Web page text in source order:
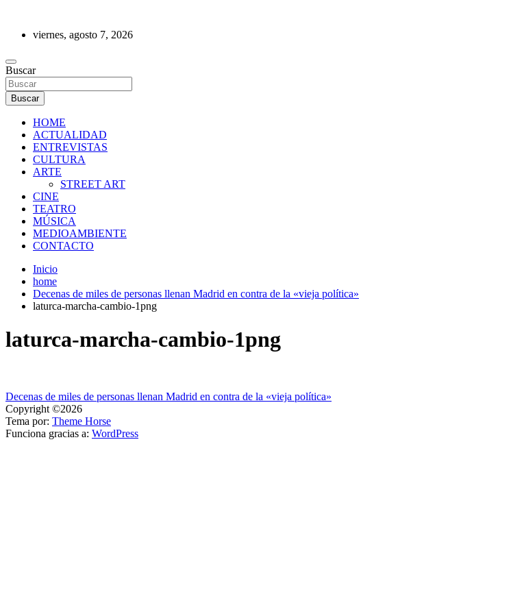
contenidoviernes, agosto 7, 2026
REVISTA DE PRENSA
Buscar
Buscar
HOME
ACTUALIDAD
ENTREVISTAS
CULTURA
ARTE
STREET ART
CINE
TEATRO
MÚSICA
MEDIOAMBIENTE
CONTACTO
Inicio
home
Decenas de miles de personas llenan Madrid en contra de la «vieja política»
laturca-marcha-cambio-1png
laturca-marcha-cambio-1png
Navegación
de
entradas
Decenas de miles de personas llenan Madrid en contra de la «vieja política»
Copyright ©2026
Tema por: Theme Horse
Funciona gracias a: WordPress